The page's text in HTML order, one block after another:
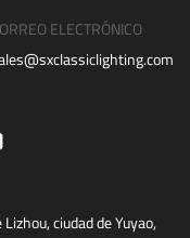
ELECTRÓNICO
ciudad de Yuyao,